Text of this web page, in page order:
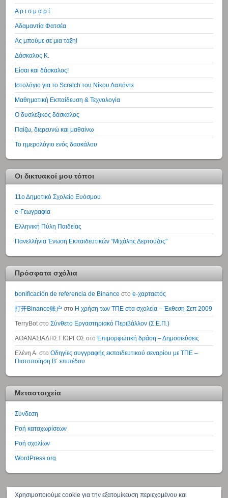
Α ρ ι σ μ α ρ ί
Αδαμαντία Φατσέα
Ας μπούμε σε μια τάξη!
Δάσκαλος Κ.
Είσαι και δάσκαλος!
Ιστολόγιο για το Scratch του Νίκου Δαπόντε
Μαθηματική Εκπαίδευση & Τεχνολογία
Ο δυσλεξικός δάσκαλος
Παίζω, διερευνώ και μαθαίνω
Το ημερολόγιο ενός δασκάλου
Οι δικτυακοί μου τόποι
11ο Δημοτικό Σχολείο Ευόσμου
e-Γεωγραφία
Ελληνική Πύλη Παιδείας
Πανελλήνια Ένωση Εκπαιδευτικών “Μιχάλης Δερτούζος”
Πρόσφατα σχόλια
bonificación de referencia de Binance στοe-χαρταετός
打开Binance账户 στο Η χρήση των ΤΠΕ στα σχολεία – Έκθεση Σεπ 2009
TerryBot στοΣύνθετο Εργαστηριακό Περιβάλλον (Σ.Ε.Π.)
ΑΘΑΝΑΣΙΑΔΗΣ ΓΙΩΡΓΟΣ στο Επιμορφωτική δράση – Δημοσιεύσεις
Ελένη Α. στοΟδηγίες συγγραφής εκπαιδευτικού σεναρίου με ΤΠΕ –
Πιστοποίηση Β΄ επιπέδου
Μεταστοιχεία
Σύνδεση
Ροή καταχωρίσεων
Ροή σχολίων
WordPress.org
↑ Χρησιμοποιούμε cookie για την εξατομίκευση περιεχομένου και